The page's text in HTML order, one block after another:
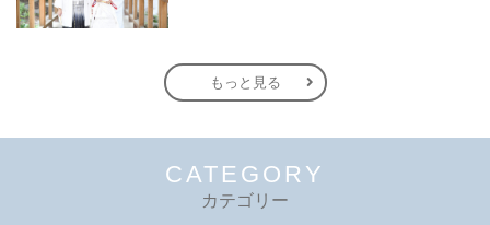
もっと見る
CATEGORY
カテゴリー